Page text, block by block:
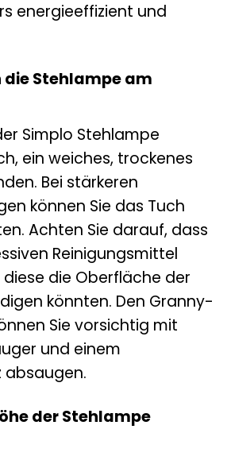
energieeffizient und
die Stehlampe am
Simplo Stehlampe
ein weiches, trockenes
Bei stärkeren
können Sie das Tuch
Achten Sie darauf, dass
Reinigungsmittel
die Oberfläche der
könnten. Den Granny-
Sie vorsichtig mit
und einem
absaugen.
der Stehlampe